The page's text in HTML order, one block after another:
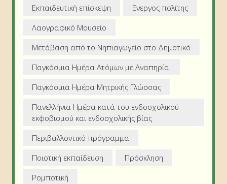
Εκπαιδευτική επίσκεψη
Ενεργος πολίτης
Λαογραφικό Μουσείο
Μετάβαση από το Νηπιαγωγείο στο Δημοτικό
Παγκόσμια Ημέρα Ατόμων με Αναπηρία.
Παγκόσμια Ημέρα Μητρικής Γλώσσας
Πανελλήνια Ημέρα κατά του ενδοσχολικού
εκφοβισμού και ενδοσχολικής βίας
Περιβαλλοντικό πρόγραμμα
Ποιοτική εκπαίδευση
Πρόσκληση
Ρομποτική